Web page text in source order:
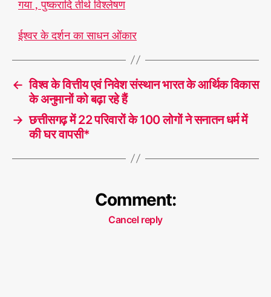
गया , पुष्करादि तीर्थ विश्लेषण
ईश्वर के दर्शन का साधन ओंकार
← विश्व के वित्तीय एवं निवेश संस्थान भारत के आर्थिक विकास
के अनुमानों को बढ़ा रहे हैं
→ छत्तीसगढ़ में 22 परिवारों के 100 लोगों ने सनातन धर्म में
की घर वापसी*
Comment:
Cancel reply